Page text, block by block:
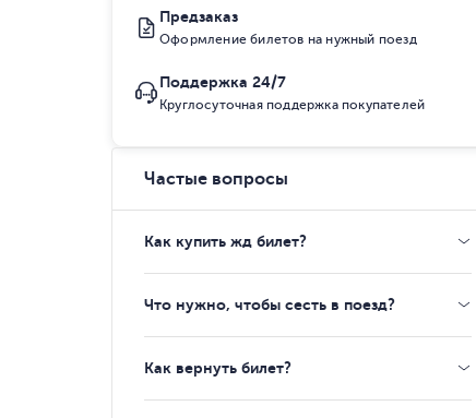
Предзаказ
Оформление билетов на нужный поезд
Поддержка 24/7
Круглосуточная поддержка покупателей
Частые вопросы
Как купить жд билет?
Что нужно, чтобы сесть в поезд?
Как вернуть билет?